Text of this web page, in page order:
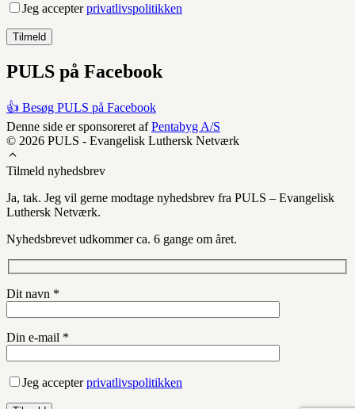
Jeg accepterprivatlivspolitikken
PULS på Facebook
👍 Besøg PULS på Facebook
Denne side er sponsoreret afPentabyg A/S
© 2026 PULS - Evangelisk Luthersk Netværk
Tilmeld nyhedsbrev
Ja, tak. Jeg vil gerne modtage nyhedsbrev fra PULS – Evangelisk
Luthersk Netværk.
Nyhedsbrevet udkommer ca. 6 gange om året.
Dit navn *
Din e-mail *
Jeg accepterprivatlivspolitikken